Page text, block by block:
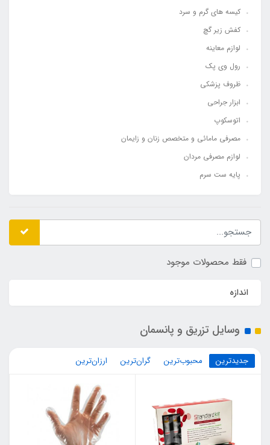
کیسه های گرم و سرد
کفش زیر گچ
لوازم معاینه
رول وی پک
ظروف پزشکی
ابزار جراحی
اتوسکوپ
مصرفی مامائی و متخصص زنان و زایمان
لوازم مصرفی مردان
پایه ست سرم
فقط محصولات موجود
اندازه
وسایل تزریق و پانسمان
جدیدترین محبوب‌ترین گران‌ترین ارزان‌ترین